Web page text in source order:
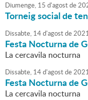
Diumenge, 15 d'agostde
Torneig social de
Dissabte, 14d'agostde
Festa Nocturna de
La cercavila nocturna
Dissabte, 14d'agostde
Festa Nocturna de
La cercavila nocturna